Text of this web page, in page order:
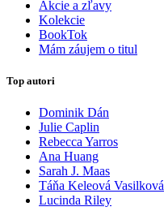
Akcie a zľavy
Kolekcie
BookTok
Mám záujem o titul
Top autori
Dominik Dán
Julie Caplin
Rebecca Yarros
Ana Huang
Sarah J. Maas
Táňa Keleová Vasilková
Lucinda Riley